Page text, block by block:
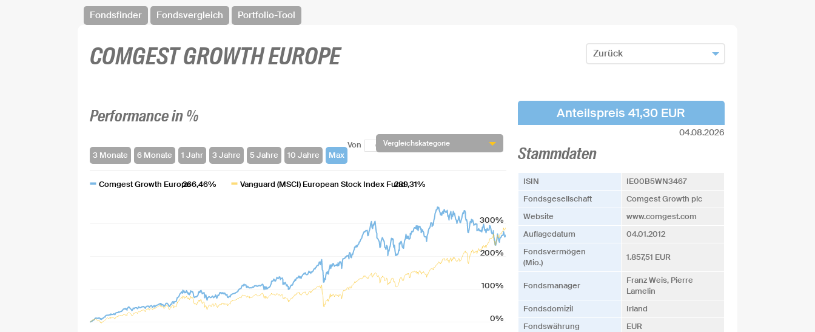
Fondsfinder Fondsvergleich Portfolio-Tool
COMGEST GROWTH EUROPE
Zurück
Performance in %
Vergleichskategorie
Von Bis
Comgest Growth Europe266,46% Vanguard (MSCI) European Stock Index Fund289,31%
0%
100%
200%
300%
Anteilspreis 41,30 EUR
04.08.2026
Stammdaten
ISIN
IE00B5WN3467
Fonds­­gesellschaft
Comgest Growth plc
Website
www.comgest.com
Auflagedatum
04.01.2012
Fonds­vermögen
(Mio.)
1.857,51 EUR
Fonds­manager
Franz Weis, Pierre
Lamelin
Fonds­domizil
Irland
Fonds­währung
EUR